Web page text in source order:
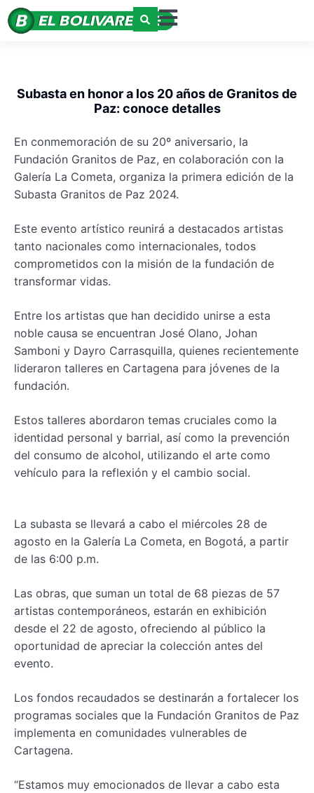
Subasta en honor a los 20 años de Granitos de
Paz: conoce detalles
En conmemoración de su 20º aniversario, la
Fundación Granitos de Paz, en colaboración con la
Galería La Cometa, organiza la primera edición de la
Subasta Granitos de Paz 2024.
Este evento artístico reunirá a destacados artistas
tanto nacionales como internacionales, todos
comprometidos con la misión de la fundación de
transformar vidas.
Entre los artistas que han decidido unirse a esta
noble causa se encuentran José Olano, Johan
Samboni y Dayro Carrasquilla, quienes recientemente
lideraron talleres en Cartagena para jóvenes de la
fundación.
Estos talleres abordaron temas cruciales como la
identidad personal y barrial, así como la prevención
del consumo de alcohol, utilizando el arte como
vehículo para la reflexión y el cambio social.
La subasta se llevará a cabo el miércoles 28 de
agosto en la Galería La Cometa, en Bogotá, a partir
de las 6:00 p.m.
Las obras, que suman un total de 68 piezas de 57
artistas contemporáneos, estarán en exhibición
desde el 22 de agosto, ofreciendo al público la
oportunidad de apreciar la colección antes del
evento.
Los fondos recaudados se destinarán a fortalecer los
programas sociales que la Fundación Granitos de Paz
implementa en comunidades vulnerables de
Cartagena.
“Estamos muy emocionados de llevar a cabo esta